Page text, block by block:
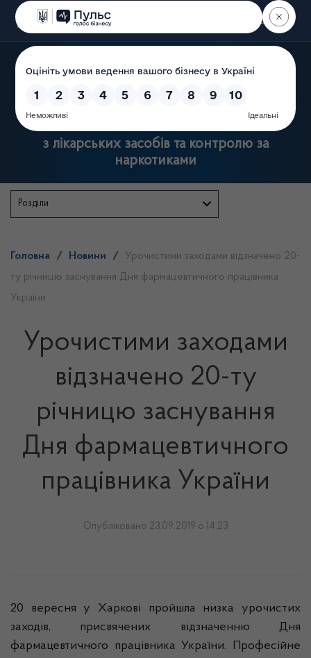
Пошук
Державна служба України
з лікарських засобів та контролю за
наркотиками
Розділи
Головна / Новини /
Урочистими заходами відзначено 20-
ту річницю заснування Дня фармацевтичного працівника
України
Урочистими заходами
відзначено 20-ту
річницю заснування
Дня фармацевтичного
працівника України
Опубліковано 23.09.2019 о 14:23
20 вересня у Харкові пройшла низка урочистих
заходів, присвячених відзначенню Дня
фармацевтичного працівника України. Професійне